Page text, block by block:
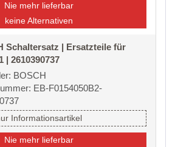
Nie mehr lieferbar
keine Alternativen
Schaltersatz | Ersatzteile für
| 2610390737
BOSCH
EB-F0154050B2-
Informationsartikel
Nie mehr lieferbar